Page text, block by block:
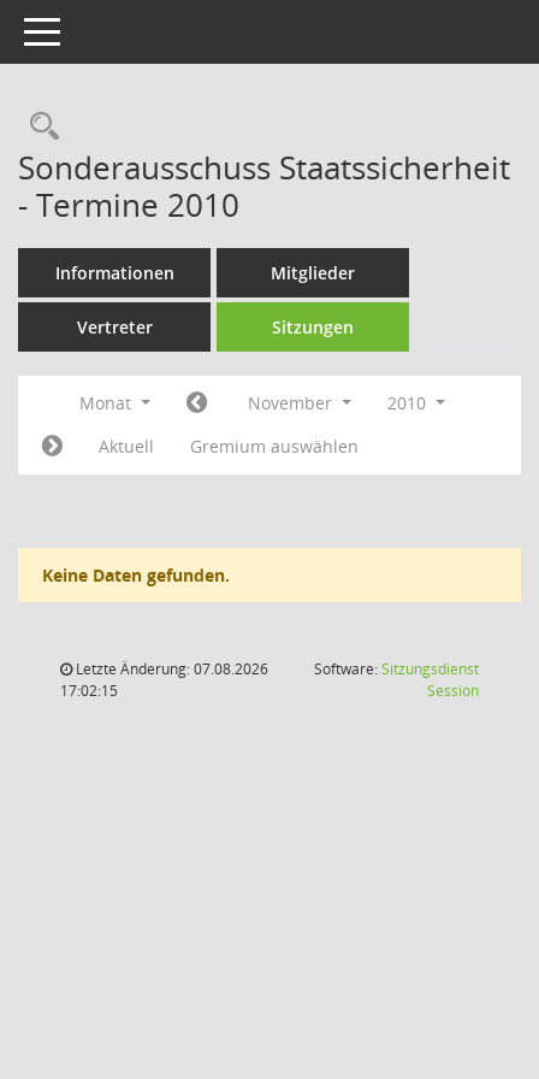
Toggle navigation
Rechercheauswahl
Sonderausschuss Staatssicherheit
- Termine 2010
Informationen Mitglieder
Vertreter Sitzungen
Monat November
2010
Aktuell
Gremium auswählen
Keine Daten gefunden.
Letzte Änderung: 07.08.2026
17:02:15
Software:Sitzungsdienst
Session(Wird in